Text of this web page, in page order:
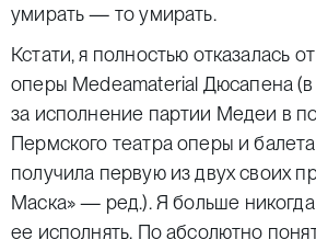
умирать — то умирать.
Кстати, я полностью отказалась
оперы Medeamaterial Дюсапена (в
за исполнение партии Медеи в
Пермского театра оперы и
получила первую из двух своих
Маска» — ред.). Я больше
ее исполнять. По абсолютно